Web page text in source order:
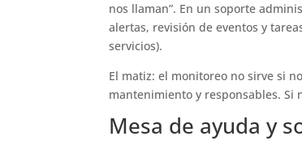
nos llaman”. En un soporte
alertas, revisión de eventos y
servicios).
El matiz: el monitoreo no sirve si
mantenimiento y responsables. Si
Mesa de ayuda y